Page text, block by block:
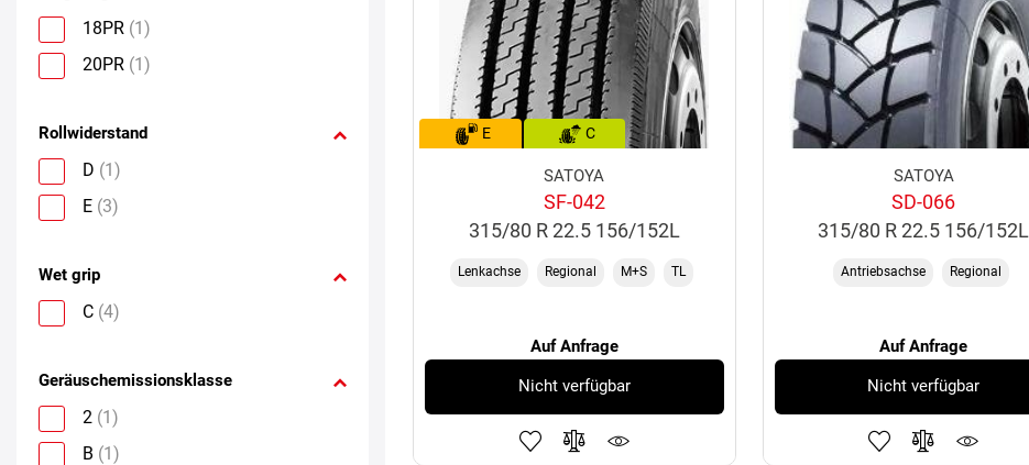
18PR (1)
20PR (1)
Rollwiderstand
D (1)
E (3)
Wet grip
C (4)
Geräuschemissionsklasse
2 (1)
B (1)
E C
SATOYA
SF-042
315/80 R 22.5 156/152L
Lenkachse Regional M+S TL
Auf Anfrage
Nicht verfügbar
SATOYA
SD-066
315/80 R 22.5 156/152L
Antriebsachse Regional
Auf Anfrage
Nicht verfügbar